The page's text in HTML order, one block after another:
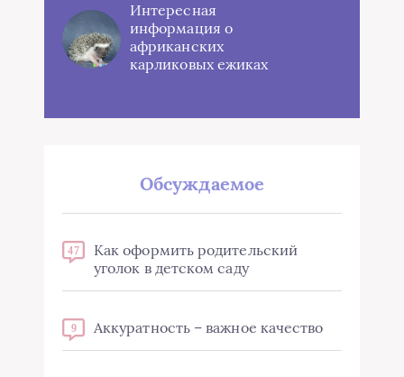
Интересная
информация о
африканских
карликовых ежиках
Обсуждаемое
47
Как оформить родительский
уголок в детском саду
9 Аккуратность – важное качество